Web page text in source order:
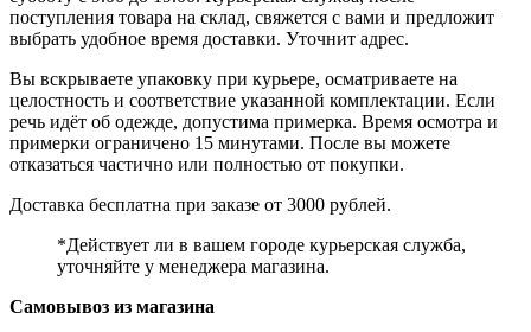
поступления товара на склад, свяжется с вами и предложит
выбрать удобное время доставки. Уточнит адрес.
Вы вскрываете упаковку при курьере, осматриваете на
целостность и соответствие указанной комплектации. Если
речь идёт об одежде, допустима примерка. Время осмотра и
примерки ограничено 15 минутами. После вы можете
отказаться частично или полностью от покупки.
Доставка бесплатна при заказе от 3000 рублей.
*Действует ли в вашем городе курьерская служба,
уточняйте у менеджера магазина.
Самовывоз из магазина